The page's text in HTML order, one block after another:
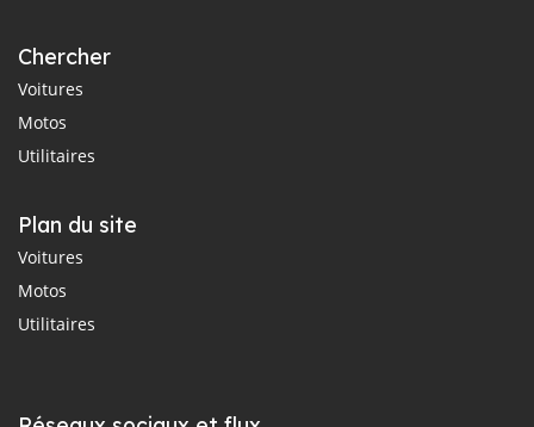
Chercher
Voitures
Motos
Utilitaires
Plan du site
Voitures
Motos
Utilitaires